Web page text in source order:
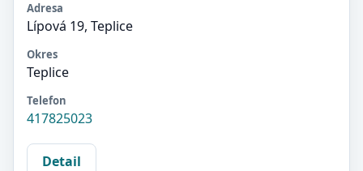
Adresa
Lípová 19, Teplice
Okres
Teplice
Telefon
417825023
Detail